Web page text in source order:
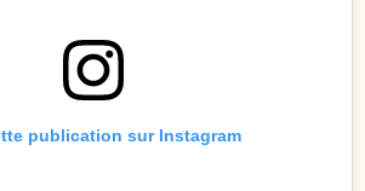
publication sur Instagram